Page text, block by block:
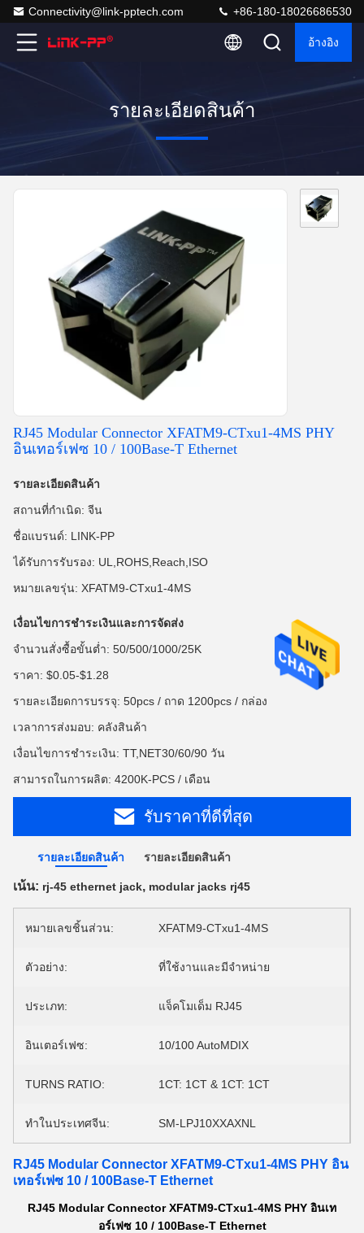
Connectivity@link-pptech.com +86-180-18026686530
อ้างอิง
รายละเอียดสินค้า
RJ45 Modular Connector XFATM9-CTxu1-4MS PHY
อินเทอร์เฟซ 10 / 100Base-T Ethernet
รายละเอียดสินค้า
สถานที่กำเนิด: จีน
ชื่อแบรนด์: LINK-PP
ได้รับการรับรอง: UL,ROHS,Reach,ISO
หมายเลขรุ่น: XFATM9-CTxu1-4MS
เงื่อนไขการชำระเงินและการจัดส่ง
จำนวนสั่งซื้อขั้นต่ำ: 50/500/1000/25K
ราคา: $0.05-$1.28
รายละเอียดการบรรจุ: 50pcs / ถาด 1200pcs / กล่อง
เวลาการส่งมอบ: คลังสินค้า
เงื่อนไขการชำระเงิน: TT,NET30/60/90 วัน
สามารถในการผลิต: 4200K-PCS / เดือน
รับราคาที่ดีที่สุด
รายละเอียดสินค้า รายละเอียดสินค้า
เน้น: rj-45 ethernet jack, modular jacks rj45
หมายเลขชิ้นส่วน: XFATM9-CTxu1-4MS
ตัวอย่าง: ที่ใช้งานและมีจำหน่าย
ประเภท: แจ็คโมเด็ม RJ45
อินเตอร์เฟซ: 10/100 AutoMDIX
TURNS RATIO: 1CT: 1CT & 1CT: 1CT
ทำในประเทศจีน: SM-LPJ10XXAXNL
RJ45 Modular Connector XFATM9-CTxu1-4MS PHY อิน
เทอร์เฟซ 10 / 100Base-T Ethernet
RJ45 Modular Connector XFATM9-CTxu1-4MS PHY อินเท
อร์เฟซ 10 / 100Base-T Ethernet